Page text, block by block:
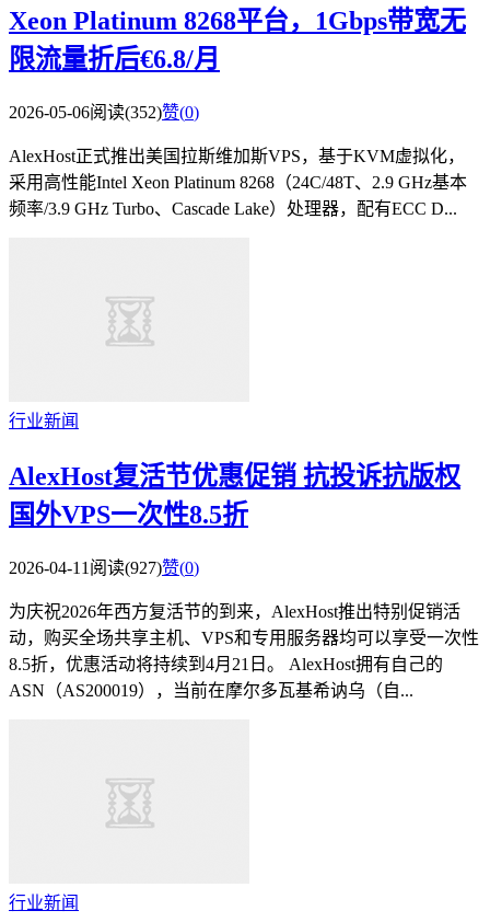
Xeon Platinum 8268平台，1Gbps带宽无
限流量折后€6.8/月
2026-05-06阅读(352)赞(0)
AlexHost正式推出美国拉斯维加斯VPS，基于KVM虚拟化，
采用高性能Intel Xeon Platinum 8268（24C/48T、2.9 GHz基本
频率/3.9 GHz Turbo、Cascade Lake）处理器，配有ECC D...
行业新闻
AlexHost复活节优惠促销 抗投诉抗版权
国外VPS一次性8.5折
2026-04-11 阅读(927)赞(0)
为庆祝2026年西方复活节的到来，AlexHost推出特别促销活
动，购买全场共享主机、VPS和专用服务器均可以享受一次性
8.5折，优惠活动将持续到4月21日。 AlexHost拥有自己的
ASN（AS200019），当前在摩尔多瓦基希讷乌（自...
行业新闻